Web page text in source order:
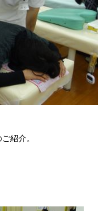
紹介。